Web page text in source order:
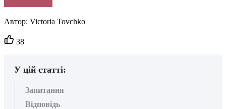
Автор: Victoria Tovchko
Кількість
вподобайок:
38
У цій статті:
Запитання
Відповідь